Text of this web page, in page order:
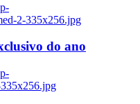
2-335x256.jpg
do ano